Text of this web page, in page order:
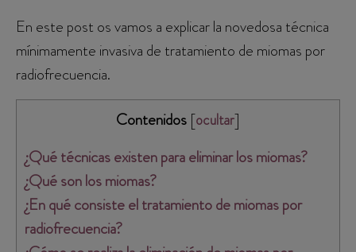
En este post os vamos a explicar la novedosa técnica
mínimamente invasiva de tratamiento de miomas por
radiofrecuencia.
Contenidos [ocultar]
¿Qué técnicas existen para eliminar los miomas?
¿Qué son los miomas?
¿En qué consiste el tratamiento de miomas por
radiofrecuencia?